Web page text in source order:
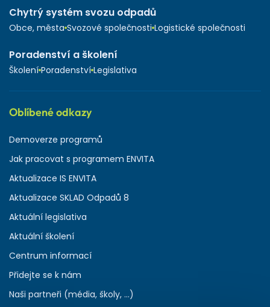
Chytrý systém svozu odpadů
Obce, města Svozové společnosti Logistické společnosti
Poradenství a školení
Školení Poradenství Legislativa
Oblíbené odkazy
Demoverze programů
Jak pracovat s programem ENVITA
Aktualizace IS ENVITA
Aktualizace SKLAD Odpadů 8
Aktuální legislativa
Aktuální školení
Centrum informací
Přidejte se k nám
Naši partneři (média, školy, ...)